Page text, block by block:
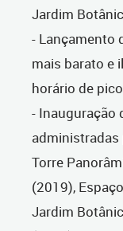
Jardim
- Lançamento
mais barato e
horário de
- Inauguração
administradas
Torre
(2019),
Jardim